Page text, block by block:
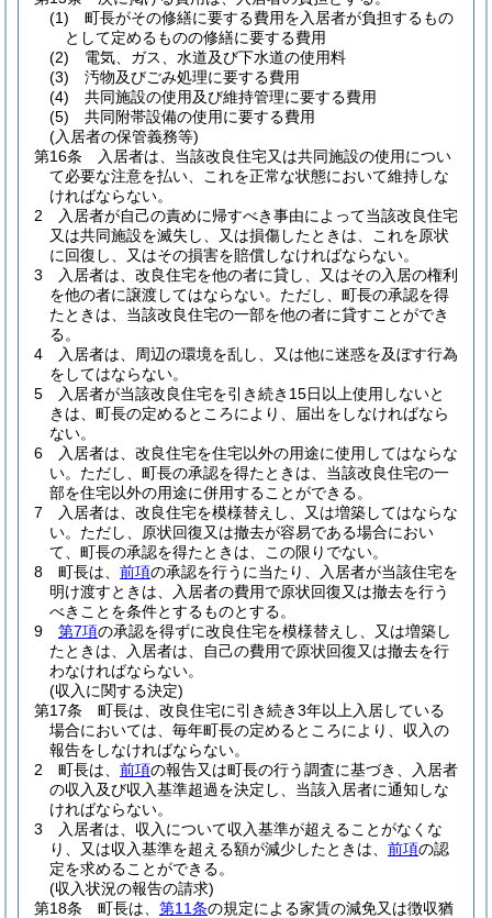
(1)
町長がその修繕に要する費用を入居者が負担するもの
として定めるものの修繕に要する費用
(2)
電気、ガス、水道及び下水道の使用料
(3)
汚物及びごみ処理に要する費用
(4)
共同施設の使用及び維持管理に要する費用
(5)
共同附帯設備の使用に要する費用
(入居者の保管義務等)
第16条
入居者は、当該改良住宅又は共同施設の使用につい
て必要な注意を払い、これを正常な状態において維持しな
ければならない。
2
入居者が自己の責めに帰すべき事由によって当該改良住宅
又は共同施設を滅失し、又は損傷したときは、これを原状
に回復し、又はその損害を賠償しなければならない。
3
入居者は、改良住宅を他の者に貸し、又はその入居の権利
を他の者に譲渡してはならない。 ただし、町長の承認を得
たときは、当該改良住宅の一部を他の者に貸すことができ
る。
4
入居者は、周辺の環境を乱し、又は他に迷惑を及ぼす行為
をしてはならない。
5
入居者が当該改良住宅を引き続き15日以上使用しないと
きは、町長の定めるところにより、届出をしなければなら
ない。
6
入居者は、改良住宅を住宅以外の用途に使用してはならな
い。 ただし、町長の承認を得たときは、当該改良住宅の一
部を住宅以外の用途に併用することができる。
7
入居者は、改良住宅を模様替えし、又は増築してはならな
い。 ただし、原状回復又は撤去が容易である場合におい
て、町長の承認を得たときは、この限りでない。
8
町長は、 前項の承認を行うに当たり、入居者が当該住宅を
明け渡すときは、入居者の費用で原状回復又は撤去を行う
べきことを条件とするものとする。
9
第7項の承認を得ずに改良住宅を模様替えし、又は増築し
たときは、入居者は、自己の費用で原状回復又は撤去を行
わなければならない。
(収入に関する決定)
第17条
町長は、改良住宅に引き続き3年以上入居している
場合においては、毎年町長の定めるところにより、収入の
報告をしなければならない。
2
町長は、 前項の報告又は町長の行う調査に基づき、入居者
の収入及び収入基準超過を決定し、当該入居者に通知しな
ければならない。
3
入居者は、収入について収入基準が超えることがなくな
り、又は収入基準を超える額が減少したときは、 前項の認
定を求めることができる。
(収入状況の報告の請求)
第18条
町長は、 第11条の規定による家賃の減免又は徴収猶